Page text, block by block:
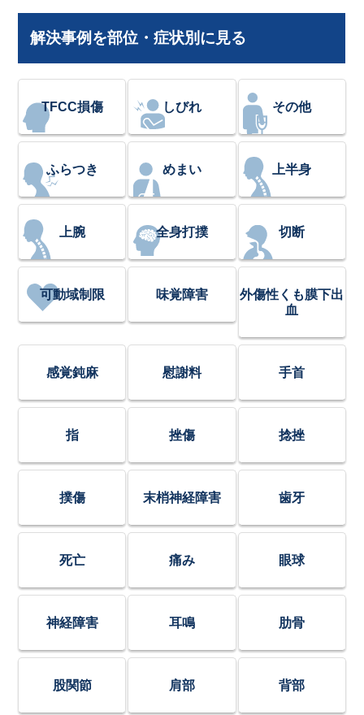
解決事例を部位・症状別に見る
TFCC損傷 しびれ その他
ふらつき めまい 上半身
上腕 全身打撲 切断
可動域制限 味覚障害
外傷性くも膜下出
血
感覚鈍麻 慰謝料 手首
指 挫傷 捻挫
撲傷 末梢神経障害 歯牙
死亡 痛み 眼球
神経障害 耳鳴 肋骨
股関節 肩部 背部